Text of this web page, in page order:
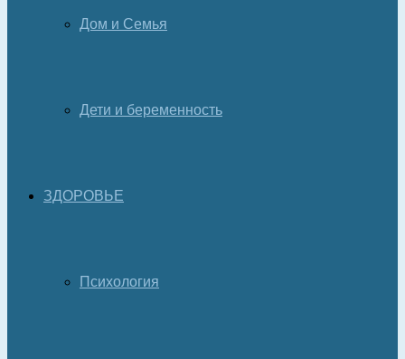
Дом и Семья
Дети и беременность
ЗДОРОВЬЕ
Психология